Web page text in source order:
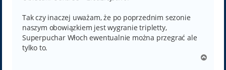
Tak czy inaczej uważam, że po poprzednim sezonie
naszym obowiązkiem jest wygranie tripletty,
Superpuchar Włoch ewentualnie można przegrać ale
tylko to.